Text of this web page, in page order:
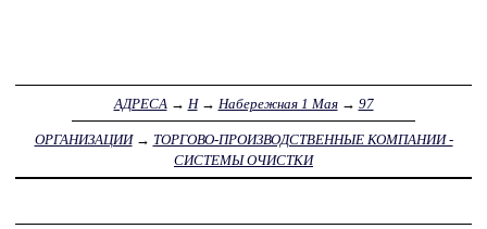
АДРЕСА → Н→ Набережная 1 Мая→ 97
ОРГАНИЗАЦИИ→ ТОРГОВО-ПРОИЗВОДСТВЕННЫЕ КОМПАНИИ -
СИСТЕМЫ ОЧИСТКИ